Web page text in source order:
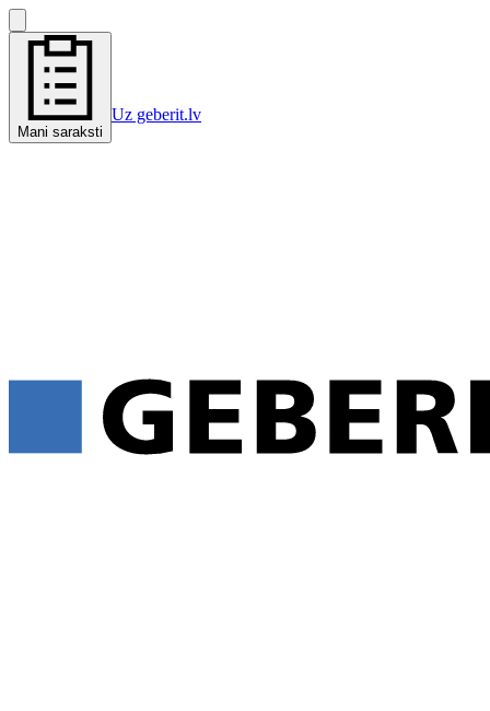
Mani saraksti
Uz geberit.lv